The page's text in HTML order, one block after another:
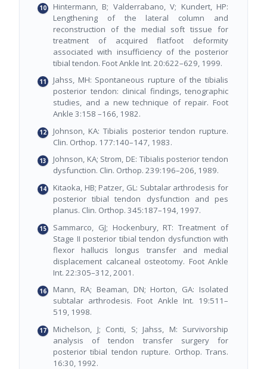
Hintermann, B; Valderrabano, V; Kundert, HP:
Lengthening of the lateral column and
reconstruction of the medial soft tissue for
treatment of acquired flatfoot deformity
associated with insufficiency of the posterior
tibial tendon. Foot Ankle Int. 20:622–629, 1999.
Jahss, MH: Spontaneous rupture of the tibialis
posterior tendon: clinical findings, tenographic
studies, and a new technique of repair. Foot
Ankle 3:158 –166, 1982.
Johnson, KA: Tibialis posterior tendon rupture.
Clin. Orthop. 177:140–147, 1983.
Johnson, KA; Strom, DE: Tibialis posterior tendon
dysfunction. Clin. Orthop. 239:196–206, 1989.
Kitaoka, HB; Patzer, GL: Subtalar arthrodesis for
posterior tibial tendon dysfunction and pes
planus. Clin. Orthop. 345:187–194, 1997.
Sammarco, GJ; Hockenbury, RT: Treatment of
Stage II posterior tibial tendon dysfunction with
flexor hallucis longus transfer and medial
displacement calcaneal osteotomy. Foot Ankle
Int. 22:305–312, 2001.
Mann, RA; Beaman, DN; Horton, GA: Isolated
subtalar arthrodesis. Foot Ankle Int. 19:511–
519, 1998.
Michelson, J; Conti, S; Jahss, M: Survivorship
analysis of tendon transfer surgery for
posterior tibial tendon rupture. Orthop. Trans.
16:30, 1992.